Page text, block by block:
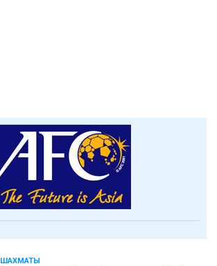
ШАХМАТЫ